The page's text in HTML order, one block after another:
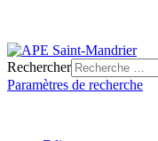
Rechercher
Paramètres de recherche